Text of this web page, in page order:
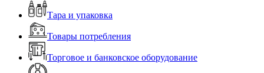
Тара и упаковка
Товары потребления
Торговое и банковское оборудование